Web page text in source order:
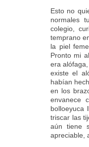
Esto no
normales
colegio,
temprano
la piel
Pronto mi
era
existe el
habían
en los
envanece
bolloeyuca
triscar las
aún tiene
apreciable,